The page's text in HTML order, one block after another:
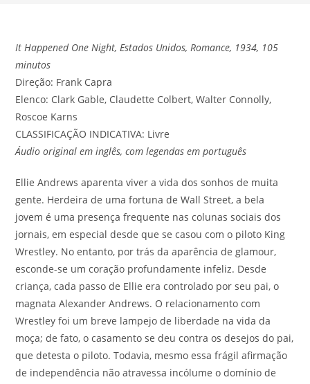
It Happened One Night, Estados Unidos, Romance, 1934, 105
minutos
Direção: Frank Capra
Elenco: Clark Gable, Claudette Colbert, Walter Connolly,
Roscoe Karns
CLASSIFICAÇÃO INDICATIVA: Livre
Áudio original em inglês, com legendas em português
Ellie Andrews aparenta viver a vida dos sonhos de muita
gente. Herdeira de uma fortuna de Wall Street, a bela
jovem é uma presença frequente nas colunas sociais dos
jornais, em especial desde que se casou com o piloto King
Wrestley. No entanto, por trás da aparência de glamour,
esconde-se um coração profundamente infeliz. Desde
criança, cada passo de Ellie era controlado por seu pai, o
magnata Alexander Andrews. O relacionamento com
Wrestley foi um breve lampejo de liberdade na vida da
moça; de fato, o casamento se deu contra os desejos do pai,
que detesta o piloto. Todavia, mesmo essa frágil afirmação
de independência não atravessa incólume o domínio de